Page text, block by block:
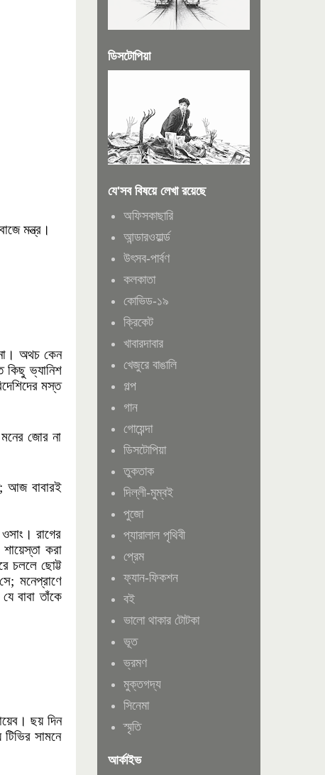
মন্ত্র।
অথচ কেন
কিছু ভ্যানিশ
মস্ত
জোর না
আজ বাবারই
রাগের
করা
চললে ছোট্ট
মনেপ্রাণে
বাবা তাঁকে
ছয় দিন
সামনে
ডিসটোপিয়া
যে'সব বিষয়ে লেখা রয়েছে
অফিসকাছারি
আন্ডারওয়ার্ল্ড
উৎসব-পার্বণ
কলকাতা
কোভিড-১৯
ক্রিকেট
খাবারদাবার
খেজুরে বাঙালি
গল্প
গান
গোয়েন্দা
ডিসটোপিয়া
তুকতাক
দিল্লী-মুম্বই
পুজো
প্যারালাল পৃথিবী
প্রেম
ফ্যান-ফিকশন
বই
ভালো থাকার টোটকা
ভূত
ভ্রমণ
মুক্তগদ্য
সিনেমা
স্মৃতি
আর্কাইভ